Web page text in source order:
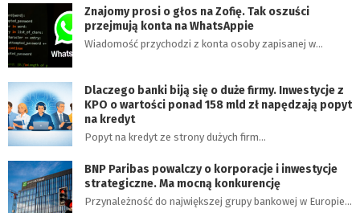
Znajomy prosi o głos na Zofię. Tak oszuści
przejmują konta na WhatsAppie
Wiadomość przychodzi z konta osoby zapisanej w…
Dlaczego banki biją się o duże firmy. Inwestycje z
KPO o wartości ponad 158 mld zł napędzają popyt
na kredyt
Popyt na kredyt ze strony dużych firm…
BNP Paribas powalczy o korporacje i inwestycje
strategiczne. Ma mocną konkurencję
Przynależność do największej grupy bankowej w Europie…